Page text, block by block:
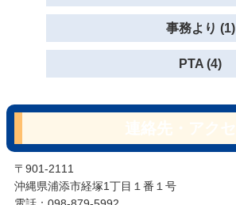
事務より (1)
PTA (4)
〒901-2111
沖縄県浦添市経塚1丁目１番１号